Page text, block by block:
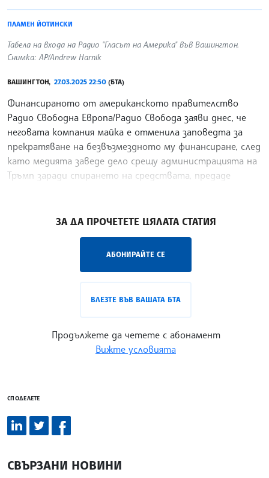
ПЛАМЕН ЙОТИНСКИ
Табела на входа на Радио "Гласът на Америка" във Вашингтон.
Снимка: AP/Andrew Harnik
ВАШИНГТОН, 27.03.2025 22:50 (БТА)
Финансираното от американското правителство
Радио Свободна Европа/Радио Свобода заяви днес, че
неговата компания майка е отменила заповедта за
прекратяване на безвъзмездното му финансиране, след
като медията заведе дело срещу администрацията на
Тръмп заради спирането на средствата, предаде
ЗА ДА ПРОЧЕТЕТЕ ЦЯЛАТА СТАТИЯ
АБОНИРАЙТЕ СЕ
ВЛЕЗТЕ ВЪВ ВАШАТА БТА
Продължете да четете с абонамент
Вижте условията
СПОДЕЛЕТЕ
СВЪРЗАНИ НОВИНИ